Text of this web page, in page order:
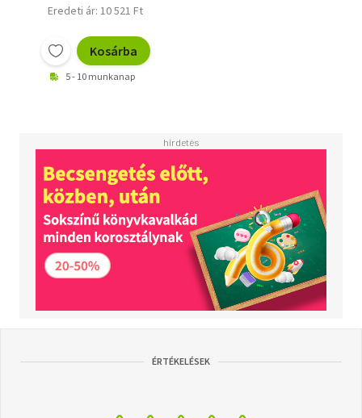
Eredeti ár: 10 521 Ft
Kosárba
5 - 10 munkanap
ÉRTÉKELÉSEK